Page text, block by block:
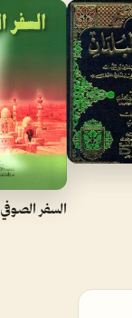
السفر الصوفي